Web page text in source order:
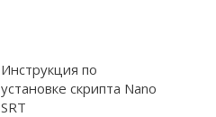
Инструкция по
установке скрипта Nano
SRT